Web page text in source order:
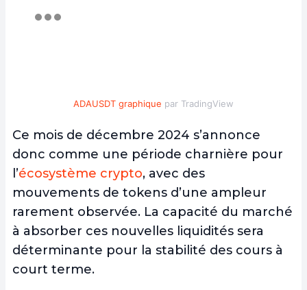
ADAUSDT graphique par TradingView
Ce mois de décembre 2024 s’annonce
donc comme une période charnière pour
l’écosystème crypto, avec des
mouvements de tokens d’une ampleur
rarement observée. La capacité du marché
à absorber ces nouvelles liquidités sera
déterminante pour la stabilité des cours à
court terme.